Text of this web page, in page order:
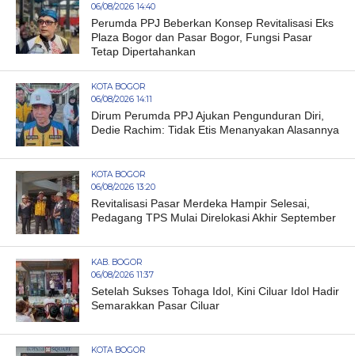
06/08/2026 14:40
Perumda PPJ Beberkan Konsep Revitalisasi Eks
Plaza Bogor dan Pasar Bogor, Fungsi Pasar
Tetap Dipertahankan
KOTA BOGOR
06/08/2026 14:11
Dirum Perumda PPJ Ajukan Pengunduran Diri,
Dedie Rachim: Tidak Etis Menanyakan Alasannya
KOTA BOGOR
06/08/2026 13:20
Revitalisasi Pasar Merdeka Hampir Selesai,
Pedagang TPS Mulai Direlokasi Akhir September
KAB. BOGOR
06/08/2026 11:37
Setelah Sukses Tohaga Idol, Kini Ciluar Idol Hadir
Semarakkan Pasar Ciluar
KOTA BOGOR